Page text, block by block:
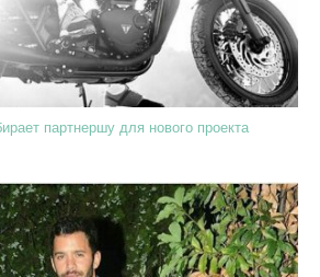
партнершу для нового проекта